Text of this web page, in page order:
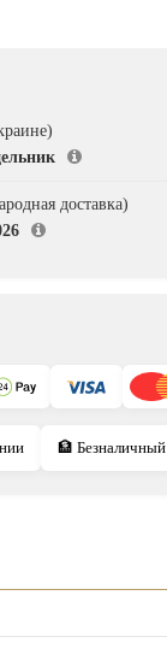
доставка)
🏦 Безналичный